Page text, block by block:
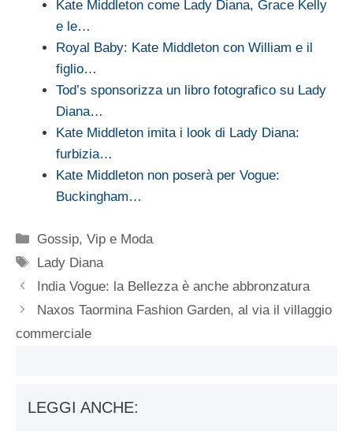
Kate Middleton come Lady Diana, Grace Kelly
e le…
Royal Baby: Kate Middleton con William e il
figlio…
Tod’s sponsorizza un libro fotografico su Lady
Diana…
Kate Middleton imita i look di Lady Diana:
furbizia…
Kate Middleton non poserà per Vogue:
Buckingham…
Categorie
Gossip,Vip e Moda
Tag
Lady Diana
India Vogue: la Bellezza è anche abbronzatura
Naxos Taormina Fashion Garden, al via il villaggio
commerciale
LEGGI ANCHE: